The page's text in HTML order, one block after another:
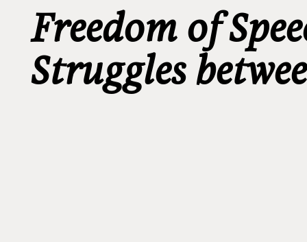
Freedom of
Struggles